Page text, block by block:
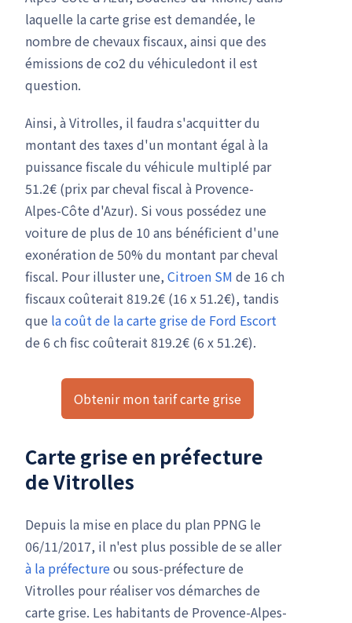
laquelle la carte grise est demandée, le
nombre de chevaux fiscaux, ainsi que des
émissions de co2 du véhiculedont il est
question.
Ainsi, à Vitrolles, il faudra s'acquitter du
montant des taxes d'un montant égal à la
puissance fiscale du véhicule multiplé par
51.2€ (prix par cheval fiscal à Provence-
Alpes-Côte d'Azur). Si vous possédez une
voiture de plus de 10 ans bénéficient d'une
exonération de 50% du montant par cheval
fiscal. Pour illuster une, Citroen SM de 16 ch
fiscaux coûterait 819.2€ (16 x 51.2€), tandis
que la coût de la carte grise de Ford Escort
de 6 ch fisc coûterait 819.2€ (6 x 51.2€).
Obtenir mon tarif carte grise
Carte grise en préfecture
de Vitrolles
Depuis la mise en place du plan PPNG le
06/11/2017, il n'est plus possible de se aller
à la préfectureou sous-préfecture de
Vitrolles pour réaliser vos démarches de
carte grise. Les habitants de Provence-Alpes-